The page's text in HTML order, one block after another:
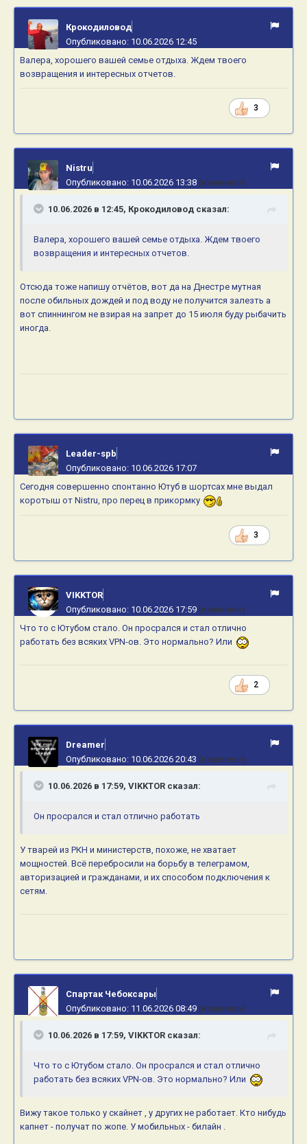
Крокодиловод
Опубликовано: 10.06.2026 12:45
Валера, хорошего вашей семье отдыха. Ждем твоего
возвращения и интересных отчетов.
3
Nistru
Опубликовано: 10.06.2026 13:38 (изменено)
10.06.2026 в 12:45, Крокодиловод сказал:
Валера, хорошего вашей семье отдыха. Ждем твоего
возвращения и интересных отчетов.
Отсюда тоже напишу отчётов, вот да на Днестре мутная
после обильных дождей и под воду не получится залезть а
вот спиннингом не взирая на запрет до 15 июля буду рыбачить
иногда.
Leader-spb
Опубликовано: 10.06.2026 17:07
Сегодня совершенно спонтанно Ютуб в шортсах мне выдал
коротыш от Nistru, про перец в прикормку
3
VIKKTOR
Опубликовано: 10.06.2026 17:59 (изменено)
Что то с Ютубом стало. Он просрался и стал отлично
работать без всяких VPN-ов. Это нормально? Или
2
Dreamer
Опубликовано: 10.06.2026 20:43 (изменено)
10.06.2026 в 17:59, VIKKTOR сказал:
Он просрался и стал отлично работать
У тварей из РКН и министерств, похоже, не хватает
мощностей. Всё перебросили на борьбу в телеграмом,
авторизацией и гражданами, и их способом подключения к
сетям.
Спартак Чебоксары
Опубликовано: 11.06.2026 08:49 (изменено)
10.06.2026 в 17:59, VIKKTOR сказал:
Что то с Ютубом стало. Он просрался и стал отлично
работать без всяких VPN-ов. Это нормально? Или
Вижу такое только у скайнет , у других не работает. Кто нибудь
капнет - получат по жопе. У мобильных - билайн .